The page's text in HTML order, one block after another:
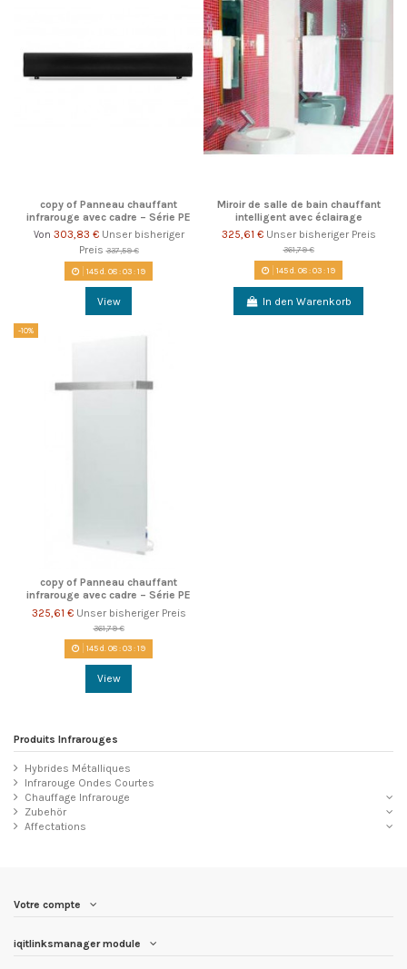
copy of Panneau chauffant
infrarouge avec cadre – Série PE
Von 303,83 € Unser bisheriger
Preis337,59 €
145d. 08:03:18
View
Miroir de salle de bain chauffant
intelligent avec éclairage
325,61 € Unser bisheriger Preis
361,79 €
145d. 08:03:18
In den Warenkorb
-10%
copy of Panneau chauffant
infrarouge avec cadre – Série PE
325,61 € Unser bisheriger Preis
361,79 €
145d. 08:03:18
View
Produits Infrarouges
Hybrides Métalliques
Infrarouge Ondes Courtes
Chauffage Infrarouge
Zubehör
Affectations
Votre compte
iqitlinksmanager module